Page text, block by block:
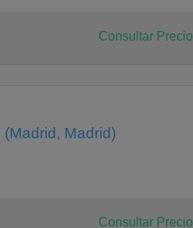
Consultar Precio
Madrid)
Consultar Precio